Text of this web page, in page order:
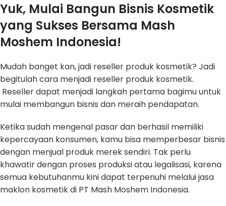
Yuk, Mulai Bangun Bisnis Kosmetik
yang Sukses Bersama Mash
Moshem Indonesia!
Mudah banget kan, jadi reseller produk kosmetik? Jadi
begitulah cara menjadi reseller produk kosmetik.
Reseller dapat menjadi langkah pertama bagimu untuk
mulai membangun bisnis dan meraih pendapatan.
Ketika sudah mengenal pasar dan berhasil memiliki
kepercayaan konsumen, kamu bisa memperbesar bisnis
dengan menjual produk merek sendiri. Tak perlu
khawatir dengan proses produksi atau legalisasi, karena
semua kebutuhanmu kini dapat terpenuhi melalui jasa
maklon kosmetik di PT Mash Moshem Indonesia.